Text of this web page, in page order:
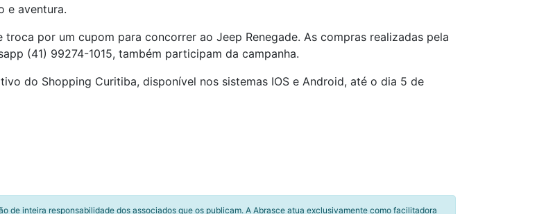
e aventura.
por um cupom para concorrer ao Jeep Renegade. As compras realizadas pela
(41) 99274-1015, também participam da campanha.
do Shopping Curitiba, disponível nos sistemas IOS e Android, até o dia 5 de
de inteira responsabilidade dos associados que os publicam. A Abrasce atua exclusivamente como facilitadora